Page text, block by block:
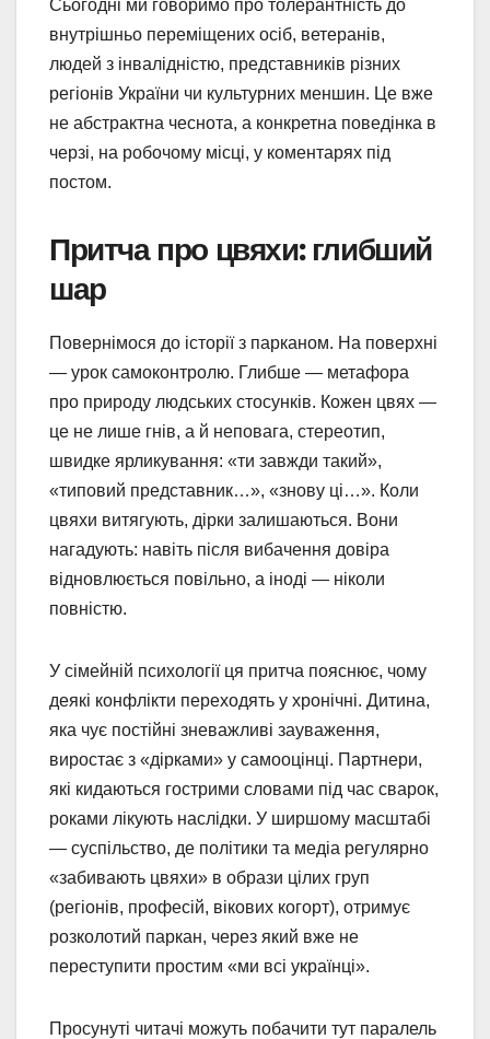
Сьогодні ми говоримо про толерантність до
внутрішньо переміщених осіб, ветеранів,
людей з інвалідністю, представників різних
регіонів України чи культурних меншин. Це вже
не абстрактна чеснота, а конкретна поведінка в
черзі, на робочому місці, у коментарях під
постом.
Притча про цвяхи: глибший
шар
Повернімося до історії з парканом. На поверхні
— урок самоконтролю. Глибше — метафора
про природу людських стосунків. Кожен цвях —
це не лише гнів, а й неповага, стереотип,
швидке ярликування: «ти завжди такий»,
«типовий представник…», «знову ці…». Коли
цвяхи витягують, дірки залишаються. Вони
нагадують: навіть після вибачення довіра
відновлюється повільно, а іноді — ніколи
повністю.
У сімейній психології ця притча пояснює, чому
деякі конфлікти переходять у хронічні. Дитина,
яка чує постійні зневажливі зауваження,
виростає з «дірками» у самооцінці. Партнери,
які кидаються гострими словами під час сварок,
роками лікують наслідки. У ширшому масштабі
— суспільство, де політики та медіа регулярно
«забивають цвяхи» в образи цілих груп
(регіонів, професій, вікових когорт), отримує
розколотий паркан, через який вже не
переступити простим «ми всі українці».
Просунуті читачі можуть побачити тут паралель